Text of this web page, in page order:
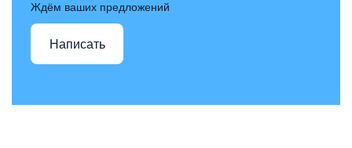
Ждём ваших предложений
Написать